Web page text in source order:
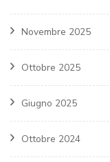
Novembre 2025
Ottobre 2025
Giugno 2025
Ottobre 2024